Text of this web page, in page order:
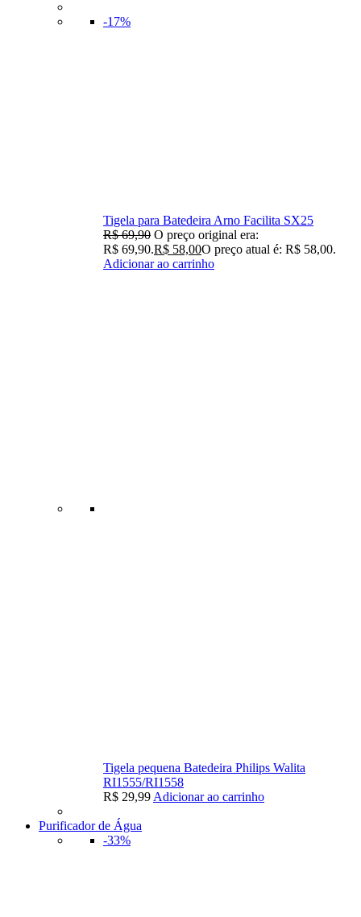
-17%
Tigela para Batedeira Arno Facilita SX25
R$69,90 O preço original era:
R$ 69,90.R$ 58,00O preço atual é: R$ 58,00.
Adicionar ao carrinho
Tigela pequena Batedeira Philips Walita
RI1555/RI1558
R$ 29,99 Adicionar ao carrinho
Purificador de Água
-33%